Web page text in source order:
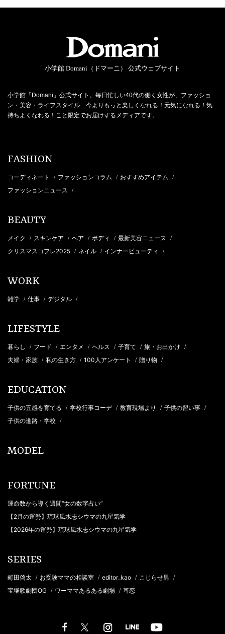
小学館 Domani（ドマーニ） 公式ウェブサイト
小学館「Domani」公式サイト。毎日忙しい40代の働く女性が、ファッショ
ン・美容・ライフスタイル…今よりもっと楽しくなれる！元気になれる！気
持ちよくなれる！こと限定でお届けするメディアです。
FASHION
コーディネート / ファッションコラム / おすすめアイテム /
ファッションニュース /
BEAUTY
メイク / スキンケア / ヘア / ボディ / 最新美容ニュース /
クリスマスコフレ2025 / ネイル / インナービューティ /
WORK
雑学 / 仕事 / デジタル /
LIFESTYLE
暮らし / フード / エンタメ / ヘルス / 子育て / 旅・お出かけ /
夫婦・家族 / 私の生き方 / 100人アンケート / 贈り物 /
EDUCATION
子供の五感を育てる / 学校行事コーデ / 教育現場より / 子供の習い事 /
子供の進路・学校 /
MODEL
FORTUNE
運命数から導く週間“女の数字占い”
【2月の運勢】琉球風水志シウマの九星気学
【2026年の運勢】琉球風水志シウマの九星気学
SERIES
町田啓太 / お受験ママの相談室 / editor_kao / こじらせ男 /
宝塚歌劇団OG / ワーママあるある劇場 / 耳恋